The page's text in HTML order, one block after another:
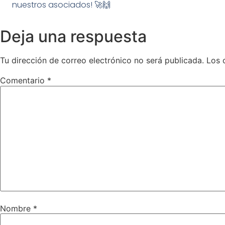
nuestros asociados! 🚀🙌
Deja una respuesta
Tu dirección de correo electrónico no será publicada. Los
Comentario *
Nombre *